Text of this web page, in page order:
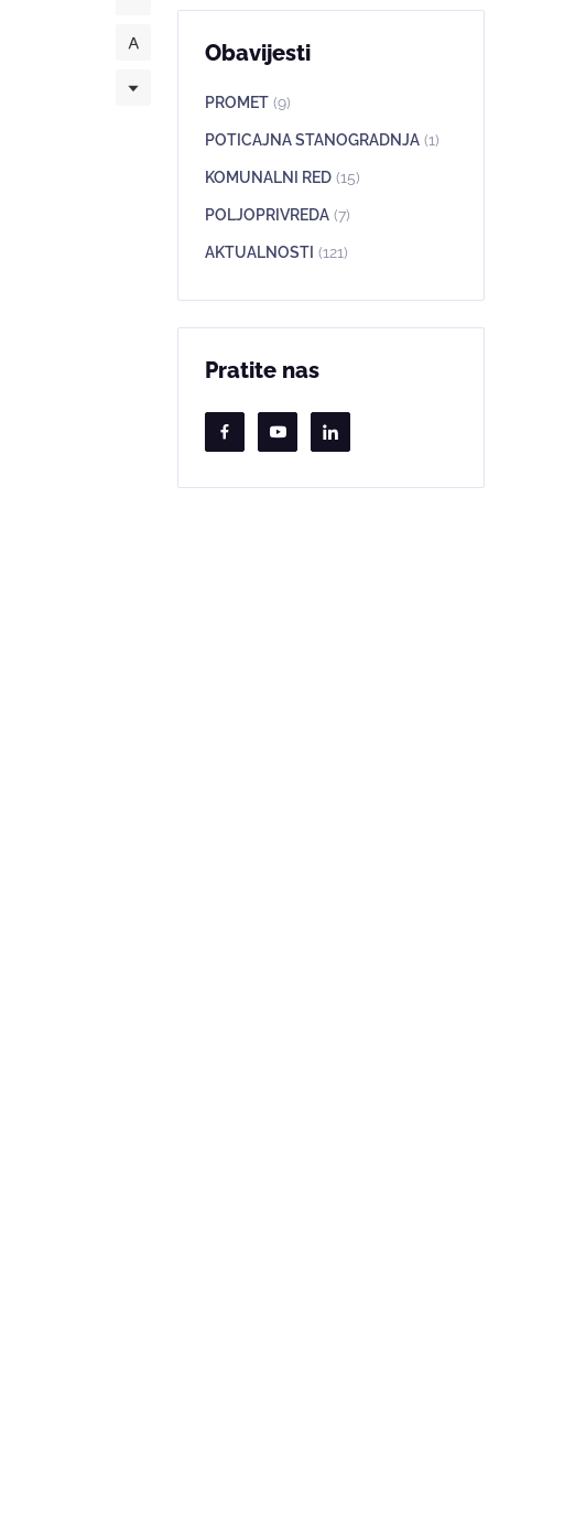
Obavijesti
PROMET (9)
POTICAJNA STANOGRADNJA (1)
KOMUNALNI RED (15)
POLJOPRIVREDA (7)
AKTUALNOSTI (121)
Pratite nas